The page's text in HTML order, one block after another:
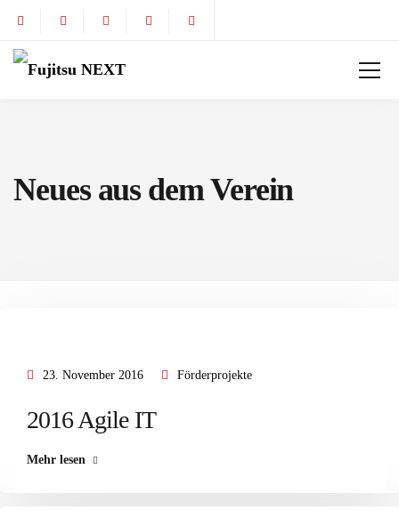
Neues aus dem Verein
23. November 2016 Förderprojekte
2016 Agile IT
Mehr lesen